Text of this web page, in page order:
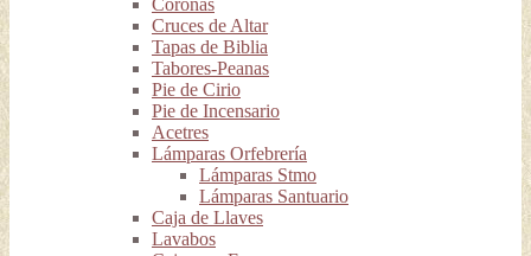
Coronas
Cruces de Altar
Tapas de Biblia
Tabores-Peanas
Pie de Cirio
Pie de Incensario
Acetres
Lámparas Orfebrería
Lámparas Stmo
Lámparas Santuario
Caja de Llaves
Lavabos